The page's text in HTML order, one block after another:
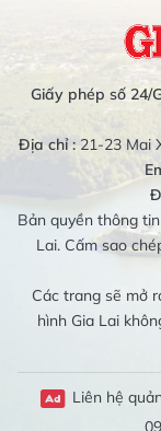
Giấy phép số 24/
Địa chỉ :21-23 Mai
Bản quyền thông
Lai. Cấm sao
Các trang sẽ mở
hình Gia Lai
Liên hệ